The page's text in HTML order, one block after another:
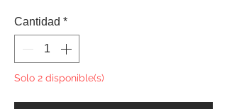
Cantidad *
Solo 2 disponible(s)